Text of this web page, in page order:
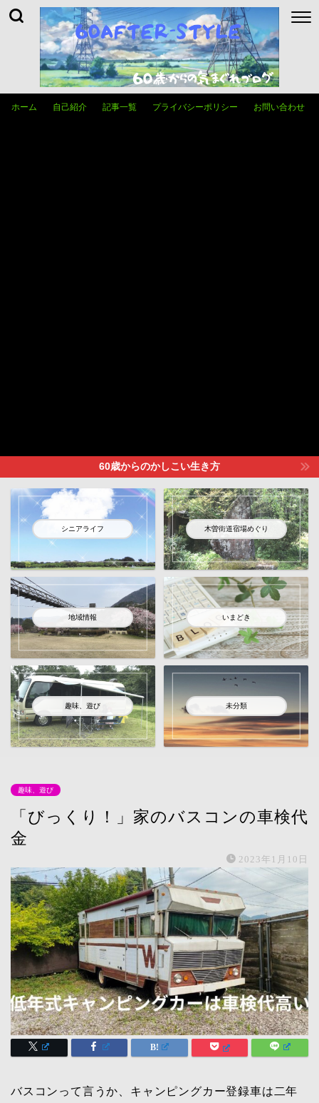
ホーム 自己紹介 記事一覧 プライバシーポリシー お問い合わせ
60歳からのかしこい生き方
シニアライフ 木曽街道宿場めぐり
地域情報 いまどき
趣味、遊び 未分類
趣味、遊び
「びっくり！」家のバスコンの車検代
金
2023年1月10日
バスコンって言うか、キャンピングカー登録車は二年